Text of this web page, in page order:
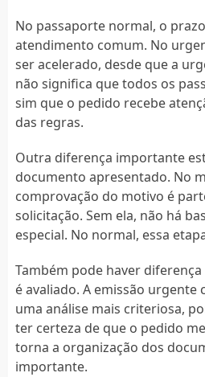
No passaporte normal, o
atendimento comum. No
ser acelerado, desde que a
não significa que todos os
sim que o pedido recebe
das regras.
Outra diferença importante
documento apresentado. No
comprovação do motivo é
solicitação. Sem ela, não há
especial. No normal, essa
Também pode haver
é avaliado. A emissão urgente
uma análise mais criteriosa,
ter certeza de que o pedido
torna a organização dos
importante.